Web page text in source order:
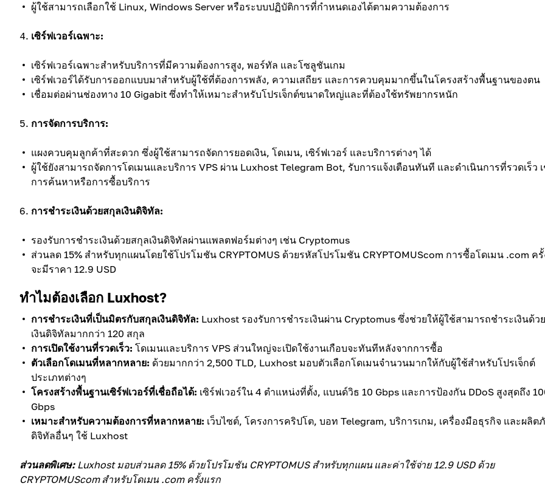
ผู้ใช้สามารถเลือกใช้ Linux, Windows Server หรือระบบปฏิบัติการที่กำหนดเองได้ตามความต้องการ
เซิร์ฟเวอร์เฉพาะ:
เซิร์ฟเวอร์เฉพาะสำหรับบริการที่มีความต้องการสูง, พอร์ทัล และโซลูชันเกม
เซิร์ฟเวอร์ได้รับการออกแบบมาสำหรับผู้ใช้ที่ต้องการพลัง, ความเสถียร และการควบคุมมากขึ้นในโครงสร้างพื้นฐานของตน
เชื่อมต่อผ่านช่องทาง 10 Gigabit ซึ่งทำให้เหมาะสำหรับโปรเจ็กต์ขนาดใหญ่และที่ต้องใช้ทรัพยากรหนัก
การจัดการบริการ:
แผงควบคุมลูกค้าที่สะดวก ซึ่งผู้ใช้สามารถจัดการยอดเงิน, โดเมน, เซิร์ฟเวอร์ และบริการต่างๆ ได้
ผู้ใช้ยังสามารถจัดการโดเมนและบริการ VPS ผ่าน Luxhost Telegram Bot, รับการแจ้งเตือนทันที และดำเนินการที่รวดเร็ว
การค้นหาหรือการซื้อบริการ
การชำระเงินด้วยสกุลเงินดิจิทัล:
รองรับการชำระเงินด้วยสกุลเงินดิจิทัลผ่านแพลตฟอร์มต่างๆ เช่น Cryptomus
ส่วนลด 15% สำหรับทุกแผนโดยใช้โปรโมชัน CRYPTOMUS ด้วยรหัสโปรโมชัน CRYPTOMUScom การซื้อโดเมน .com ค
จะมีราคา 12.9 USD
ทำไมต้องเลือก Luxhost?
การชำระเงินที่เป็นมิตรกับสกุลเงินดิจิทัล: Luxhost รองรับการชำระเงินผ่าน Cryptomus ซึ่งช่วยให้ผู้ใช้สามารถชำระเงินด้ว
เงินดิจิทัลมากกว่า 120 สกุล
การเปิดใช้งานที่รวดเร็ว: โดเมนและบริการ VPS ส่วนใหญ่จะเปิดใช้งานเกือบจะทันทีหลังจากการซื้อ
ตัวเลือกโดเมนที่หลากหลาย: ด้วยมากกว่า 2,500 TLD, Luxhost มอบตัวเลือกโดเมนจำนวนมากให้กับผู้ใช้สำหรับโปรเจ็กต์
ประเภทต่างๆ
โครงสร้างพื้นฐานเซิร์ฟเวอร์ที่เชื่อถือได้: เซิร์ฟเวอร์ใน 4 ตำแหน่งที่ตั้ง, แบนด์วิธ 10 Gbps และการป้องกัน DDoS สูงสุดถึง
Gbps
เหมาะสำหรับความต้องการที่หลากหลาย: เว็บไซต์, โครงการคริปโต, บอท Telegram, บริการเกม, เครื่องมือธุรกิจ และผลิ
ดิจิทัลอื่นๆ ใช้ Luxhost
ส่วนลดพิเศษ:Luxhost มอบส่วนลด 15% ด้วยโปรโมชัน CRYPTOMUS สำหรับทุกแผน และค่าใช้จ่าย 12.9 USD ด้วย
CRYPTOMUScom สำหรับโดเมน .com ครั้งแรก